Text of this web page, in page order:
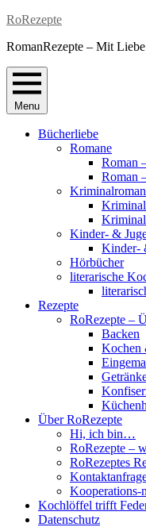
Skip
content
RoRezepte
RomanRezepte – Mit
Menu
Bücherliebe
Romane
Roman
Roman
Kinder- &
Kinder-
Hörbücher
literarische
Rezepte
RoRezepte –
Backen
Kochen
Über RoRezepte
Hi, ich bin…
RoRezepte –
RoRezeptes
Kooperations-
Kochlöffel trifft
Datenschutz